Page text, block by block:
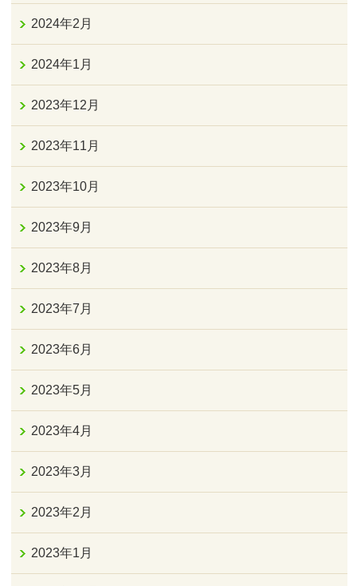
2024年2月
2024年1月
2023年12月
2023年11月
2023年10月
2023年9月
2023年8月
2023年7月
2023年6月
2023年5月
2023年4月
2023年3月
2023年2月
2023年1月